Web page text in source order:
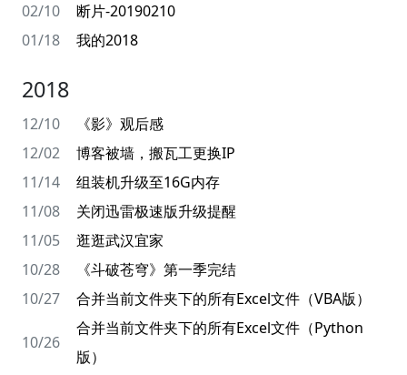
02/10
断片-20190210
01/18
我的2018
2018
12/10
《影》观后感
12/02
博客被墙，搬瓦工更换IP
11/14
组装机升级至16G内存
11/08
关闭迅雷极速版升级提醒
11/05
逛逛武汉宜家
10/28
《斗破苍穹》第一季完结
10/27
合并当前文件夹下的所有Excel文件（VBA版）
10/26
合并当前文件夹下的所有Excel文件（Python
版）